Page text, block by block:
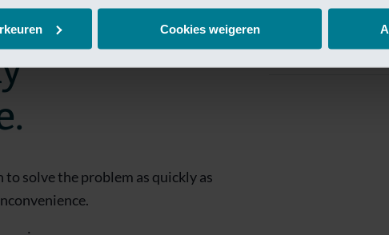
Cookies weigeren
Van Lanschot
is
solve the problem as quickly as